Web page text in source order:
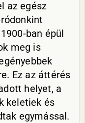
az egész
ban épül
meg is
Ez az áttérés
helyet, a
keletiek és
egymással.